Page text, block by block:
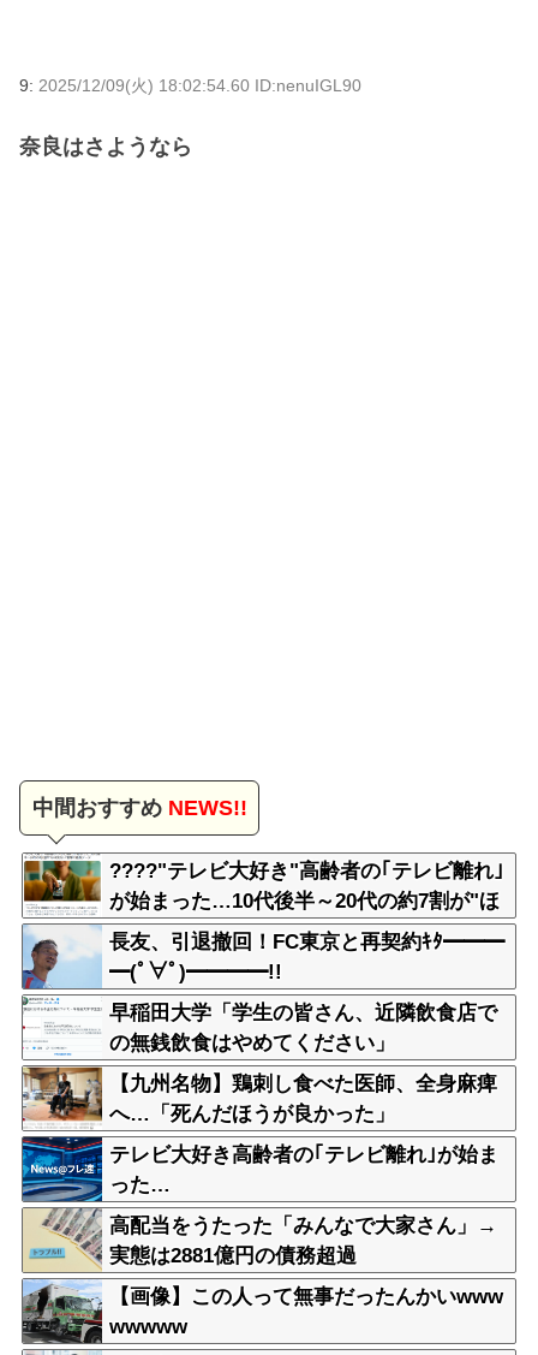
9: 2025/12/09(火) 18:02:54.60 ID:nenuIGL90
奈良はさようなら
中間おすすめNEWS!!
????"テレビ大好き"高齢者の｢テレビ離れ｣
が始まった…10代後半～20代の約7割が"ほ
ぼ見ない"
長友、引退撤回！FC東京と再契約ｷﾀ━━━
━(ﾟ∀ﾟ)━━━━!!
早稲田大学「学生の皆さん、近隣飲食店で
の無銭飲食はやめてください」
【九州名物】鶏刺し食べた医師、全身麻痺
へ…「死んだほうが良かった」
テレビ大好き高齢者の｢テレビ離れ｣が始ま
った…
高配当をうたった「みんなで大家さん」→
実態は2881億円の債務超過
【画像】この人って無事だったんかいwww
wwwww